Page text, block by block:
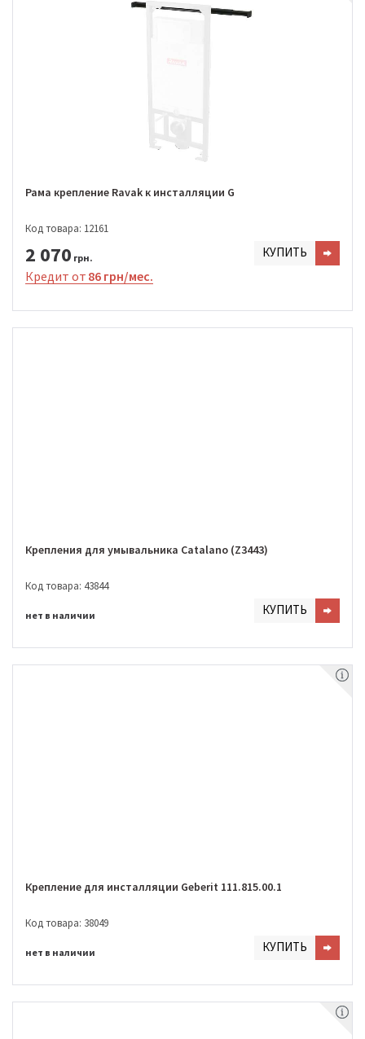
Рама крепление Ravak к инсталляции G
Код товара: 12161
2 070 грн. КУПИТЬ
Кредит от 86 грн/мес.
Крепления для умывальника Catalano (Z3443)
Код товара: 43844
нет в наличии КУПИТЬ
Крепление для инсталляции Geberit 111.815.00.1
Код товара: 38049
нет в наличии КУПИТЬ